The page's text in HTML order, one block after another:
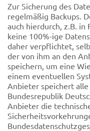
Zur Sicherung des
regelmäßig Backups.
auch hierdurch, z.B. in
keine 100%-ige
daher verpflichtet,
der von ihm an den
speichern, um eine
einem eventuellen
Anbieter speichert
Bundesrepublik
Anbieter die